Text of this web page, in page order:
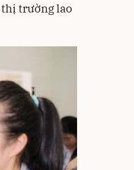
thị trường lao